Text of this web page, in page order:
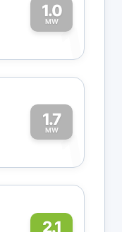
1.0
MW1
1.7
MW1
2.1